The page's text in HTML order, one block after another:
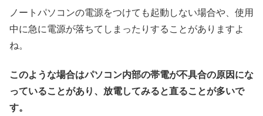
ノートパソコンの電源をつけても起動しない場合や、使用
中に急に電源が落ちてしまったりすることがありますよ
ね。
このような場合はパソコン内部の帯電が不具合の原因にな
っていることがあり、放電してみると直ることが多いで
す。